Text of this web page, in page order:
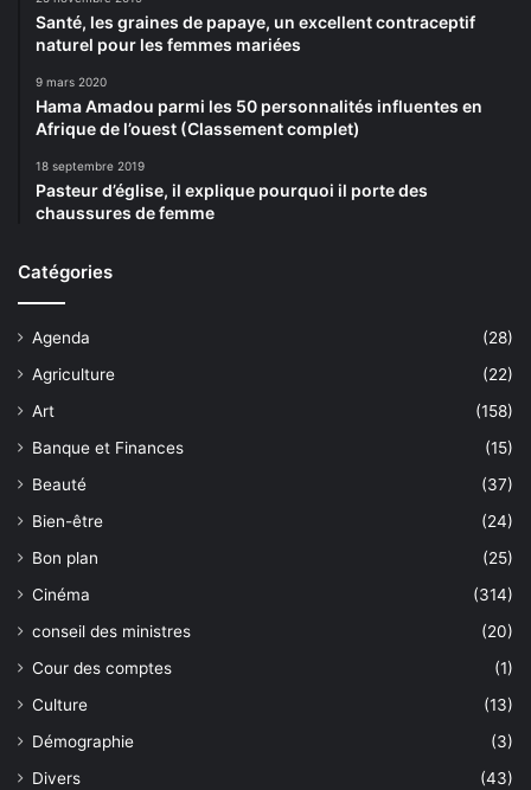
Santé, les graines de papaye, un excellent contraceptif
naturel pour les femmes mariées
9 mars 2020
Hama Amadou parmi les 50 personnalités influentes en
Afrique de l’ouest (Classement complet)
18 septembre 2019
Pasteur d’église, il explique pourquoi il porte des
chaussures de femme
Catégories
Agenda
(28)
Agriculture
(22)
Art
(158)
Banque et Finances
(15)
Beauté
(37)
Bien-être
(24)
Bon plan
(25)
Cinéma
(314)
conseil des ministres
(20)
Cour des comptes
(1)
Culture
(13)
Démographie
(3)
Divers
(43)